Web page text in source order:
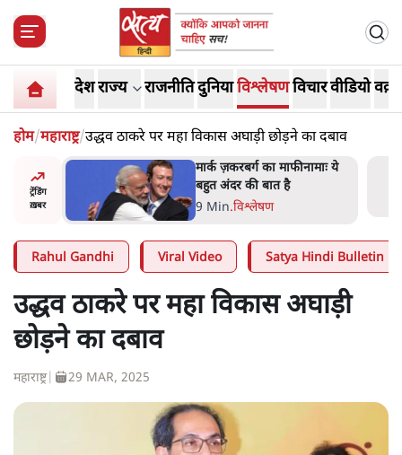
देशराज्य राजनीतिदुनियाविश्लेषणविचारवीडियो
होम/महाराष्ट्र/उद्धव ठाकरे पर महा विकास अघाड़ी छोड़ने का दबाव
ट्रेंडिंग
ख़बर
भागवत
मार्क ज़करबर्ग का माफीनामाः ये
बहुत अंदर की बात है
9 Min.विश्लेषण
Rahul Gandhi Viral Video Satya Hindi Bulletin
उद्धव ठाकरे पर महा विकास अघाड़ी
छोड़ने का दबाव
महाराष्ट्र| 29 MAR, 2025